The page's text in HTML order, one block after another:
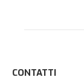
CONTATTI